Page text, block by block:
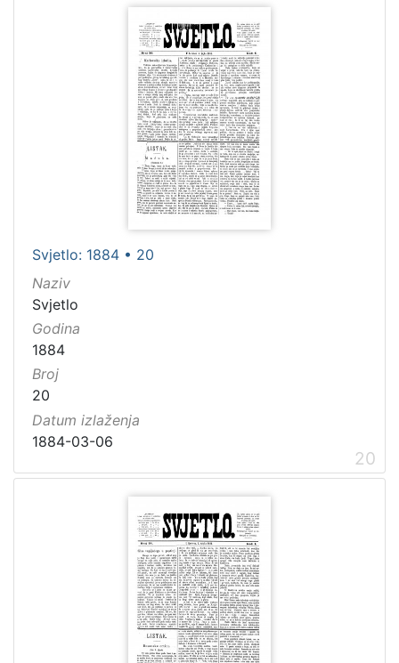
Svjetlo: 1884 • 20
Naziv
Svjetlo
Godina
1884
Broj
20
Datum izlaženja
1884-03-06
20